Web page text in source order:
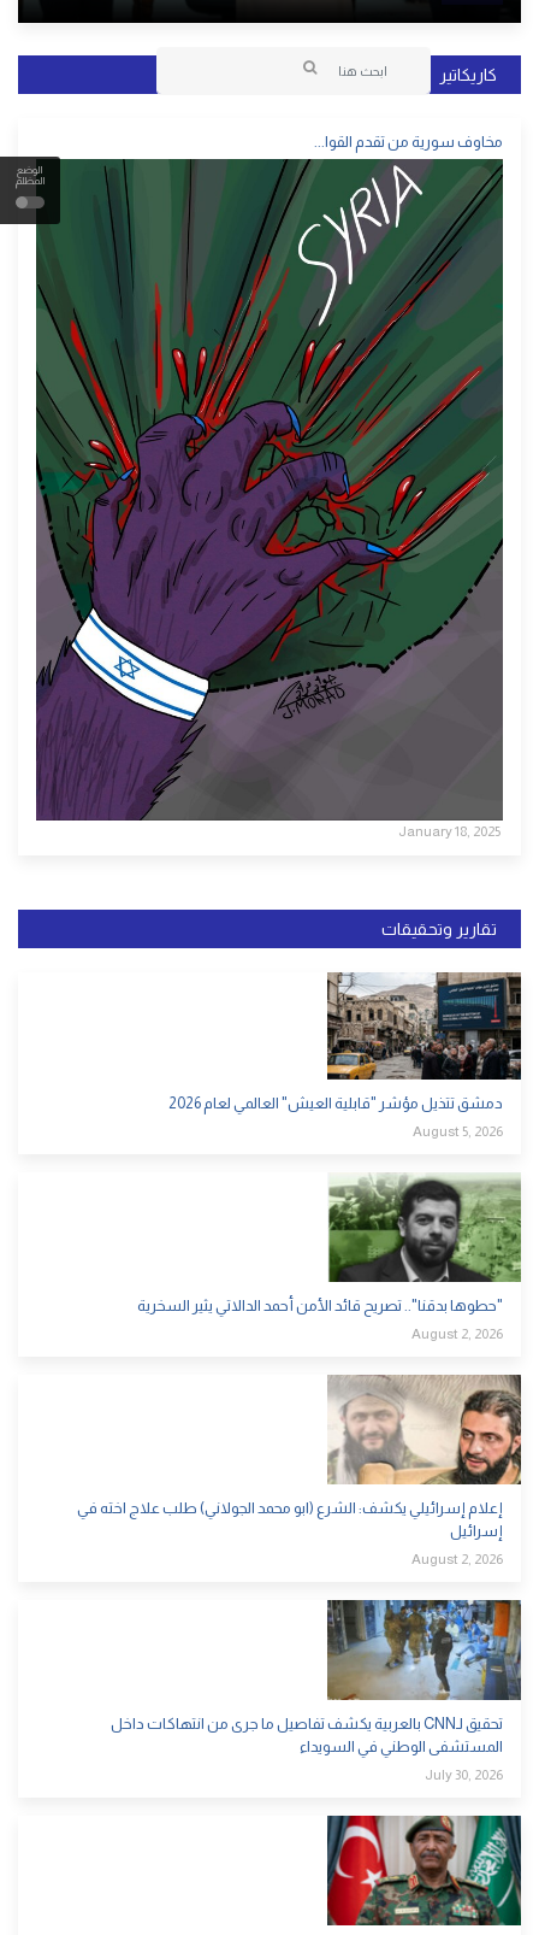
الوضع
المظلم
كاريكاتير
مخاوف سورية من تقدم القوا...
January 18, 2025
تقارير وتحقيقات
دمشق تتذيل مؤشر "قابلية العيش" العالمي لعام 2026
August 5, 2026
"حطوها بدقنا".. تصريح قائد الأمن أحمد الدالاتي يثير السخرية
August 2, 2026
إعلام إسرائيلي يكشف: الشرع (ابو محمد الجولاني) طلب علاج اخته في
إسرائيل
August 2, 2026
تحقيق لـCNN بالعربية يكشف تفاصيل ما جرى من انتهاكات داخل
المستشفى الوطني في السويداء
July 30, 2026